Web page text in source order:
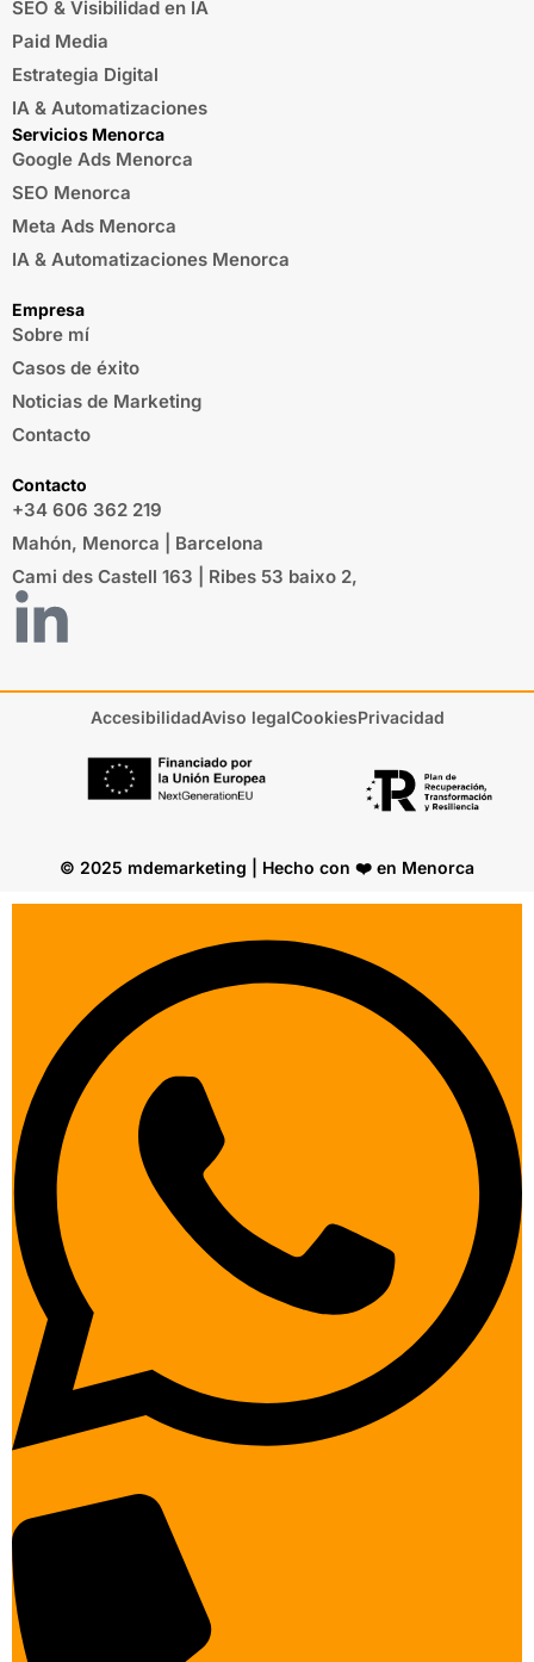
SEO & Visibilidad en IA
Paid Media
Estrategia Digital
IA & Automatizaciones
Servicios Menorca
Google Ads Menorca
SEO Menorca
Meta Ads Menorca
IA & Automatizaciones Menorca
Empresa
Sobre mí
Casos de éxito
Noticias de Marketing
Contacto
Contacto
+34 606 362 219
Mahón, Menorca | Barcelona
Cami des Castell 163 | Ribes 53 baixo 2,
© 2025 mdemarketing | Hecho con ❤️ en Menorca
AccesibilidadAviso legalCookiesPrivacidad